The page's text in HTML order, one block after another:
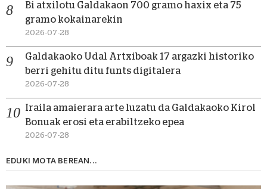
Bi atxilotu Galdakaon 700 gramo haxix eta 75
gramo kokainarekin
2026-07-28
Galdakaoko Udal Artxiboak 17 argazki historiko
berri gehitu ditu funts digitalera
2026-07-28
Iraila amaierara arte luzatu da Galdakaoko Kirol
Bonuak erosi eta erabiltzeko epea
2026-07-28
EDUKI MOTA BEREAN...